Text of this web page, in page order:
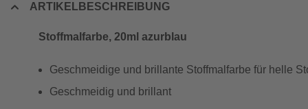
ARTIKELBESCHREIBUNG
Stoffmalfarbe, 20ml azurblau
Geschmeidige und brillante Stoffmalfarbe für helle
Geschmeidig und brillant